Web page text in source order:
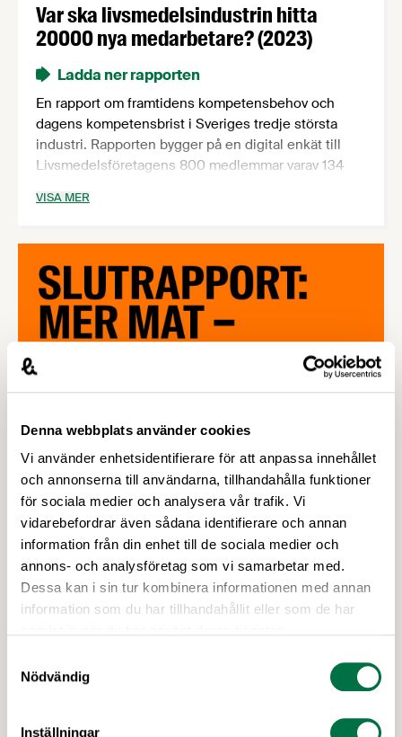
Denna webbplats använder cookies
Vi använder enhetsidentifierare för att anpassa innehållet
och annonserna till användarna, tillhandahålla funktioner
för sociala medier och analysera vår trafik. Vi
vidarebefordrar även sådana identifierare och annan
information från din enhet till de sociala medier och
annons- och analysföretag som vi samarbetar med.
Dessa kan i sin tur kombinera informationen med annan
information som du har tillhandahållit eller som de har
Nödvändig
Inställningar
Var ska livsmedelsindustrin hitta
20000 nya medarbetare? (2023)
Ladda ner rapporten
En rapport om framtidens kompetensbehov och
dagens kompetensbrist i Sveriges tredje största
industri. Rapporten bygger på en digital enkät till
Livsmedelsföretagens 800 medlemmar varav 134
deltagande företagen 69 procent av det totala
VISA MER